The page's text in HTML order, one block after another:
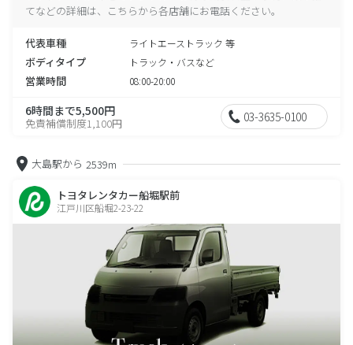
てなどの詳細は、こちらから各店舗にお電話ください。
代表車種 ライトエーストラック 等
ボディタイプ トラック・バスなど
営業時間 08:00-20:00
6時間まで5,500円
免責補償制度1,100円 03-3635-0100
大島駅から 2539m
トヨタレンタカー船堀駅前
江戸川区船堀2-23-22